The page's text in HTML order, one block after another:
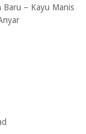
Baru – Kayu Manis